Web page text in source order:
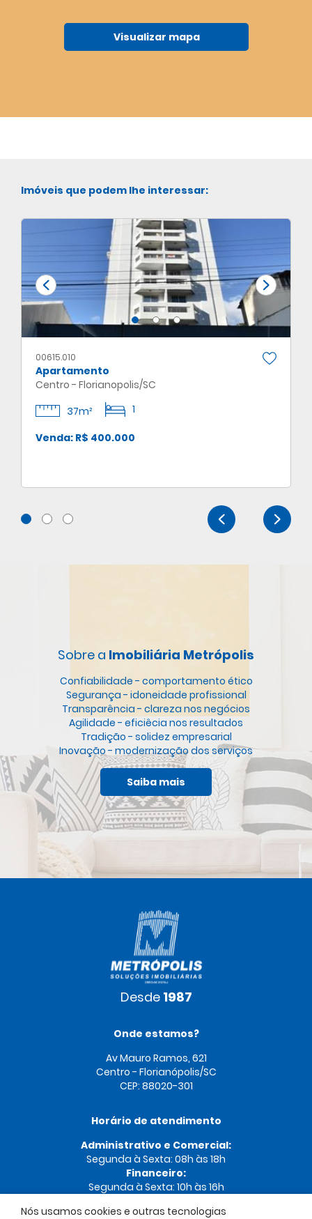
Visualizar mapa
Imóveis que podem lhe interessar:
00615.010
Apartamento
Centro - Florianopolis/SC
37m²
1
Venda: R$ 400.000
Nós usamos cookies e outras tecnologias
Sobre a Imobiliária Metrópolis
Confiabilidade - comportamento ético
Segurança - idoneidade profissional
Transparência - clareza nos negócios
Agilidade - eficiêcia nos resultados
Tradição - solidez empresarial
Inovação - modernização dos serviços
Saiba mais
Desde 1987
Onde estamos?
Av Mauro Ramos, 621
Centro - Florianópolis/SC
CEP: 88020-301
Horário de atendimento
Administrativo e Comercial:
Segunda à Sexta: 08h às 18h
Financeiro:
Segunda à Sexta: 10h às 16h